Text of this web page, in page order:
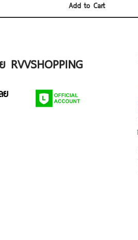
Add to Cart
RVVSHOPPING
ย